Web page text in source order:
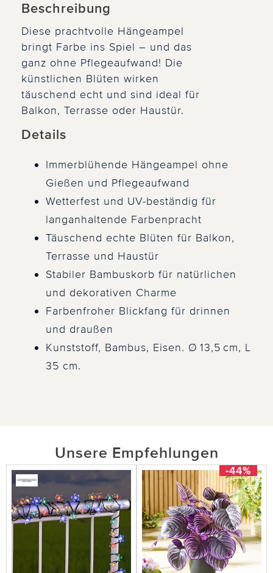
Beschreibung
Diese prachtvolle Hängeampel
bringt Farbe ins Spiel – und das
ganz ohne Pflegeaufwand! Die
künstlichen Blüten wirken
täuschend echt und sind ideal für
Balkon, Terrasse oder Haustür.
Details
Immerblühende Hängeampel ohne
Gießen und Pflegeaufwand
Wetterfest und UV-beständig für
langanhaltende Farbenpracht
Täuschend echte Blüten für Balkon,
Terrasse und Haustür
Stabiler Bambuskorb für natürlichen
und dekorativen Charme
Farbenfroher Blickfang für drinnen
und draußen
Kunststoff, Bambus, Eisen. Ø 13,5 cm, L
35 cm.
Unsere Empfehlungen
-44%